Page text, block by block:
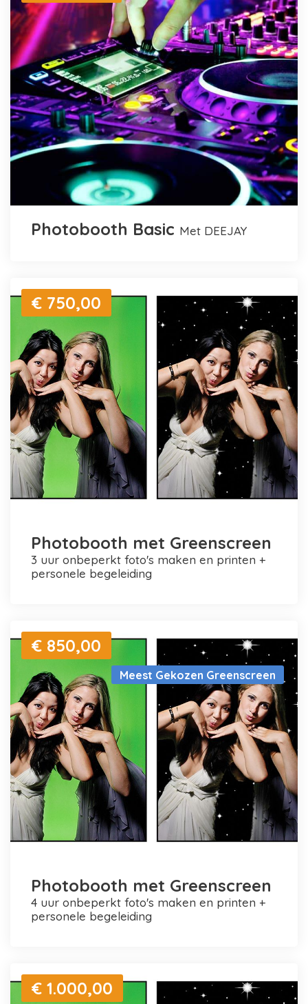
Photobooth Basic met DEEJAY
€ 750,00
Photobooth met Greenscreen
3 uur onbeperkt foto's maken en printen +
personele begeleiding
Meest Gekozen Greenscreen
€ 850,00
Photobooth met Greenscreen
4 uur onbeperkt foto's maken en printen +
personele begeleiding
€ 1.000,00